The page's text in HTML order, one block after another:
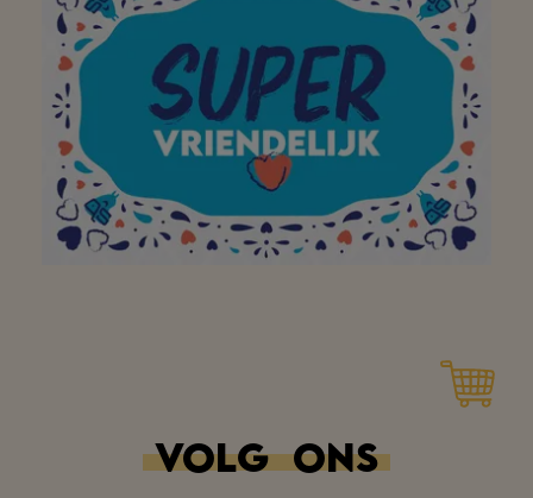
Frais, de proximité et
très propre. En deux
mots: bien tenu.
d'accès,point poste
hyper utile.Merci pour
VOLG ONS